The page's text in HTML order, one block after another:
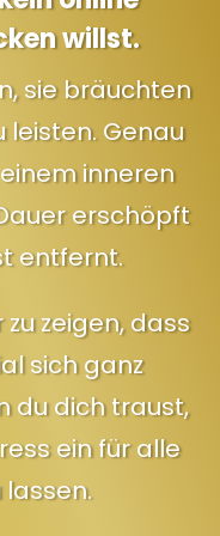
willst.
sie bräuchten
leisten. Genau
inneren
erschöpft
entfernt.
zu zeigen, dass
sich ganz
du dich traust,
ein für alle
lassen.